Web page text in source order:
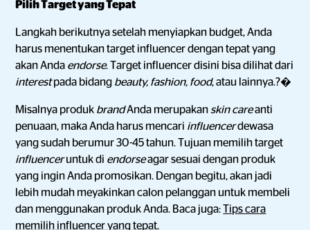
Pilih Target yang Tepat
Langkah berikutnya setelah menyiapkan budget, Anda
harus menentukan target influencer dengan tepat yang
akan Anda endorse. Target influencer disini bisa dilihat dari
interestpada bidang beauty, fashion, food, atau lainnya.?�
Misalnya produk brandAnda merupakan skin careanti
penuaan, maka Anda harus mencari influencerdewasa
yang sudah berumur 30-45 tahun. Tujuan memilih target
influenceruntuk di endorseagar sesuai dengan produk
yang ingin Anda promosikan. Dengan begitu, akan jadi
lebih mudah meyakinkan calon pelanggan untuk membeli
dan menggunakan produk Anda. Baca juga: Tips cara
memilih influencer yang tepat.